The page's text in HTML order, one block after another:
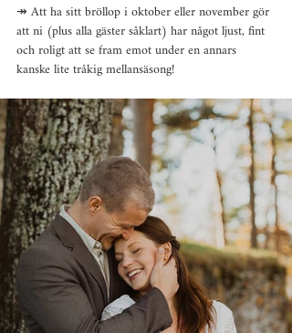
↠ Att ha sitt bröllop i oktober eller november gör
att ni (plus alla gäster såklart) har något ljust, fint
och roligt att se fram emot under en annars
kanske lite tråkig mellansäsong!